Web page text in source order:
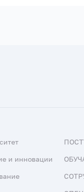
и инновации